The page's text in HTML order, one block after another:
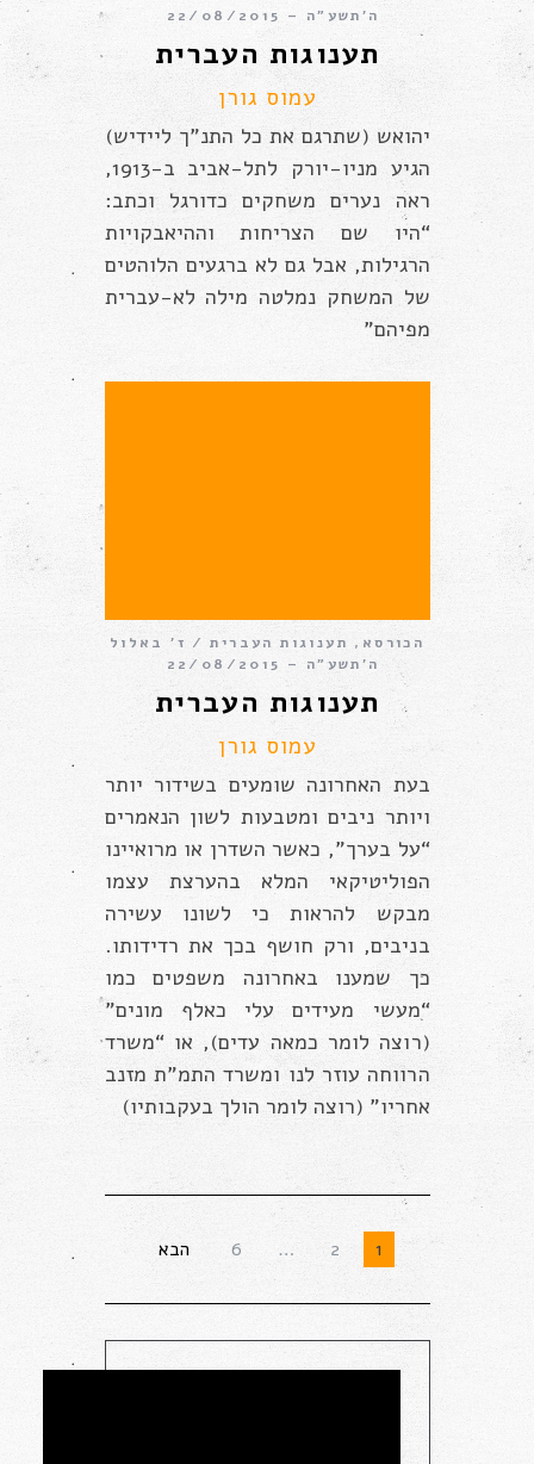
ה׳תשע״ה – 22/08/2015
תענוגות העברית
עמוס גורן
יהואש (שתרגם את כל התנ”ך ליידיש)
הגיע מניו-יורק לתל-אביב ב-1913,
ראה נערים משחקים כדורגל וכתב:
“היו שם הצריחות וההיאבקויות
הרגילות, אבל גם לא ברגעים הלוהטים
של המשחק נמלטה מילה לא-עברית
מפיהם”
הכורסא , תענוגות העברית
ז׳ באלול
ה׳תשע״ה – 22/08/2015
תענוגות העברית
עמוס גורן
בעת האחרונה שומעים בשידור יותר
ויותר ניבים ומטבעות לשון הנאמרים
“על בערך”, כאשר השדרן או מרואיינו
הפוליטיקאי המלא בהערצת עצמו
מבקש להראות כי לשונו עשירה
בניבים, ורק חושף בכך את רדידותו.
כך שמענו באחרונה משפטים כמו
“מעשי מעידים עלי כאלף מונים”
(רוצה לומר כמאה עדים), או “משרד
הרווחה עוזר לנו ומשרד התמ”ת מזנב
אחריו” (רוצה לומר הולך בעקבותיו)
1
2
…
6 ‎הבא